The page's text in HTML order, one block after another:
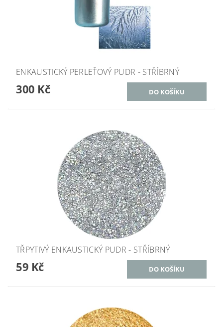
ENKAUSTICKÝ PERLEŤOVÝ PUDR - STŘÍBRNÝ
300 Kč
TŘPYTIVÝ ENKAUSTICKÝ PUDR - STŘÍBRNÝ
59 Kč